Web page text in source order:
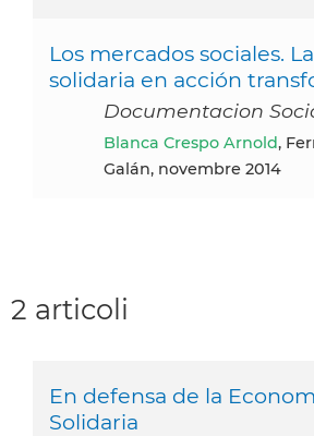
Los mercados sociales.
solidaria en acción
Documentacion
Blanca Crespo Arnold,
Galán, novembre 2014
2 articoli
En defensa de la
Solidaria